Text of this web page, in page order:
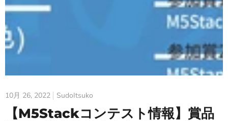
10月 26, 2022 SudoItsuko
【M5Stackコンテスト情報】賞品